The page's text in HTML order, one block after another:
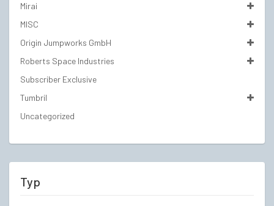
Mirai
MISC
Origin Jumpworks GmbH
Roberts Space Industries
Subscriber Exclusive
Tumbril
Uncategorized
Typ